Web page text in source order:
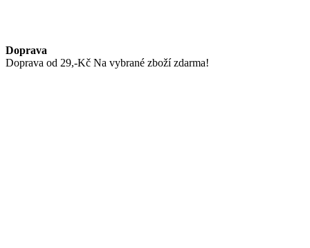
Doprava
Doprava od 29,-Kč Na vybrané zboží zdarma!